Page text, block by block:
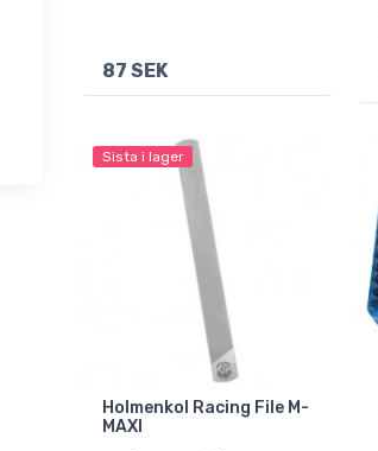
87 SEK
Sista i lager
Holmenkol Racing File M­-
MAXI